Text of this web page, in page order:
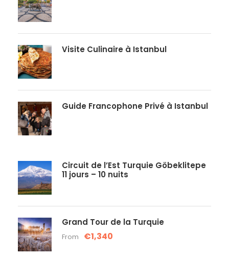
Visite Culinaire à Istanbul
Guide Francophone Privé à Istanbul
Circuit de l’Est Turquie Göbeklitepe
11 jours – 10 nuits
Grand Tour de la Turquie
From €1,340